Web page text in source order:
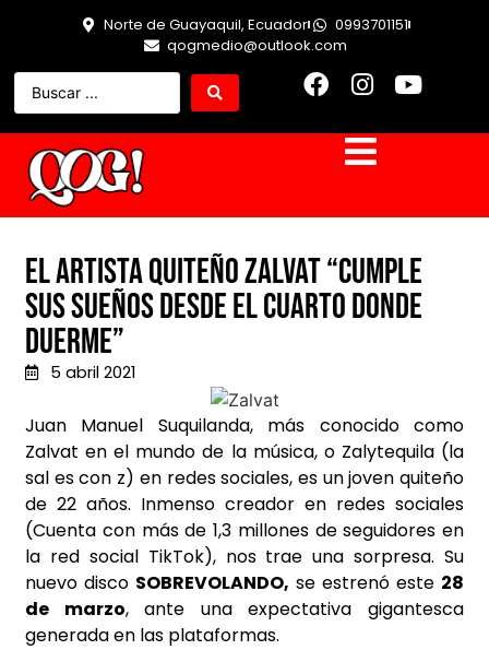
Norte de Guayaquil, Ecuador
0993701151
qogmedio@outlook.com
El artista quiteño Zalvat “Cumple
sus sueños desde el cuarto donde
duerme”
5 abril 2021
Juan Manuel Suquilanda, más conocido como
Zalvat en el mundo de la música, o Zalytequila (la
sal es con z) en redes sociales, es un joven quiteño
de 22 años. Inmenso creador en redes sociales
(Cuenta con más de 1,3 millones de seguidores en
la red social TikTok), nos trae una sorpresa. Su
nuevo disco SOBREVOLANDO, se estrenó este 28
de marzo, ante una expectativa gigantesca
generada en las plataformas.